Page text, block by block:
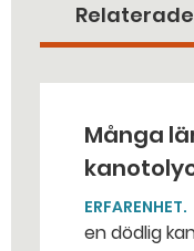
Många
ERFARENHET
en dödlig